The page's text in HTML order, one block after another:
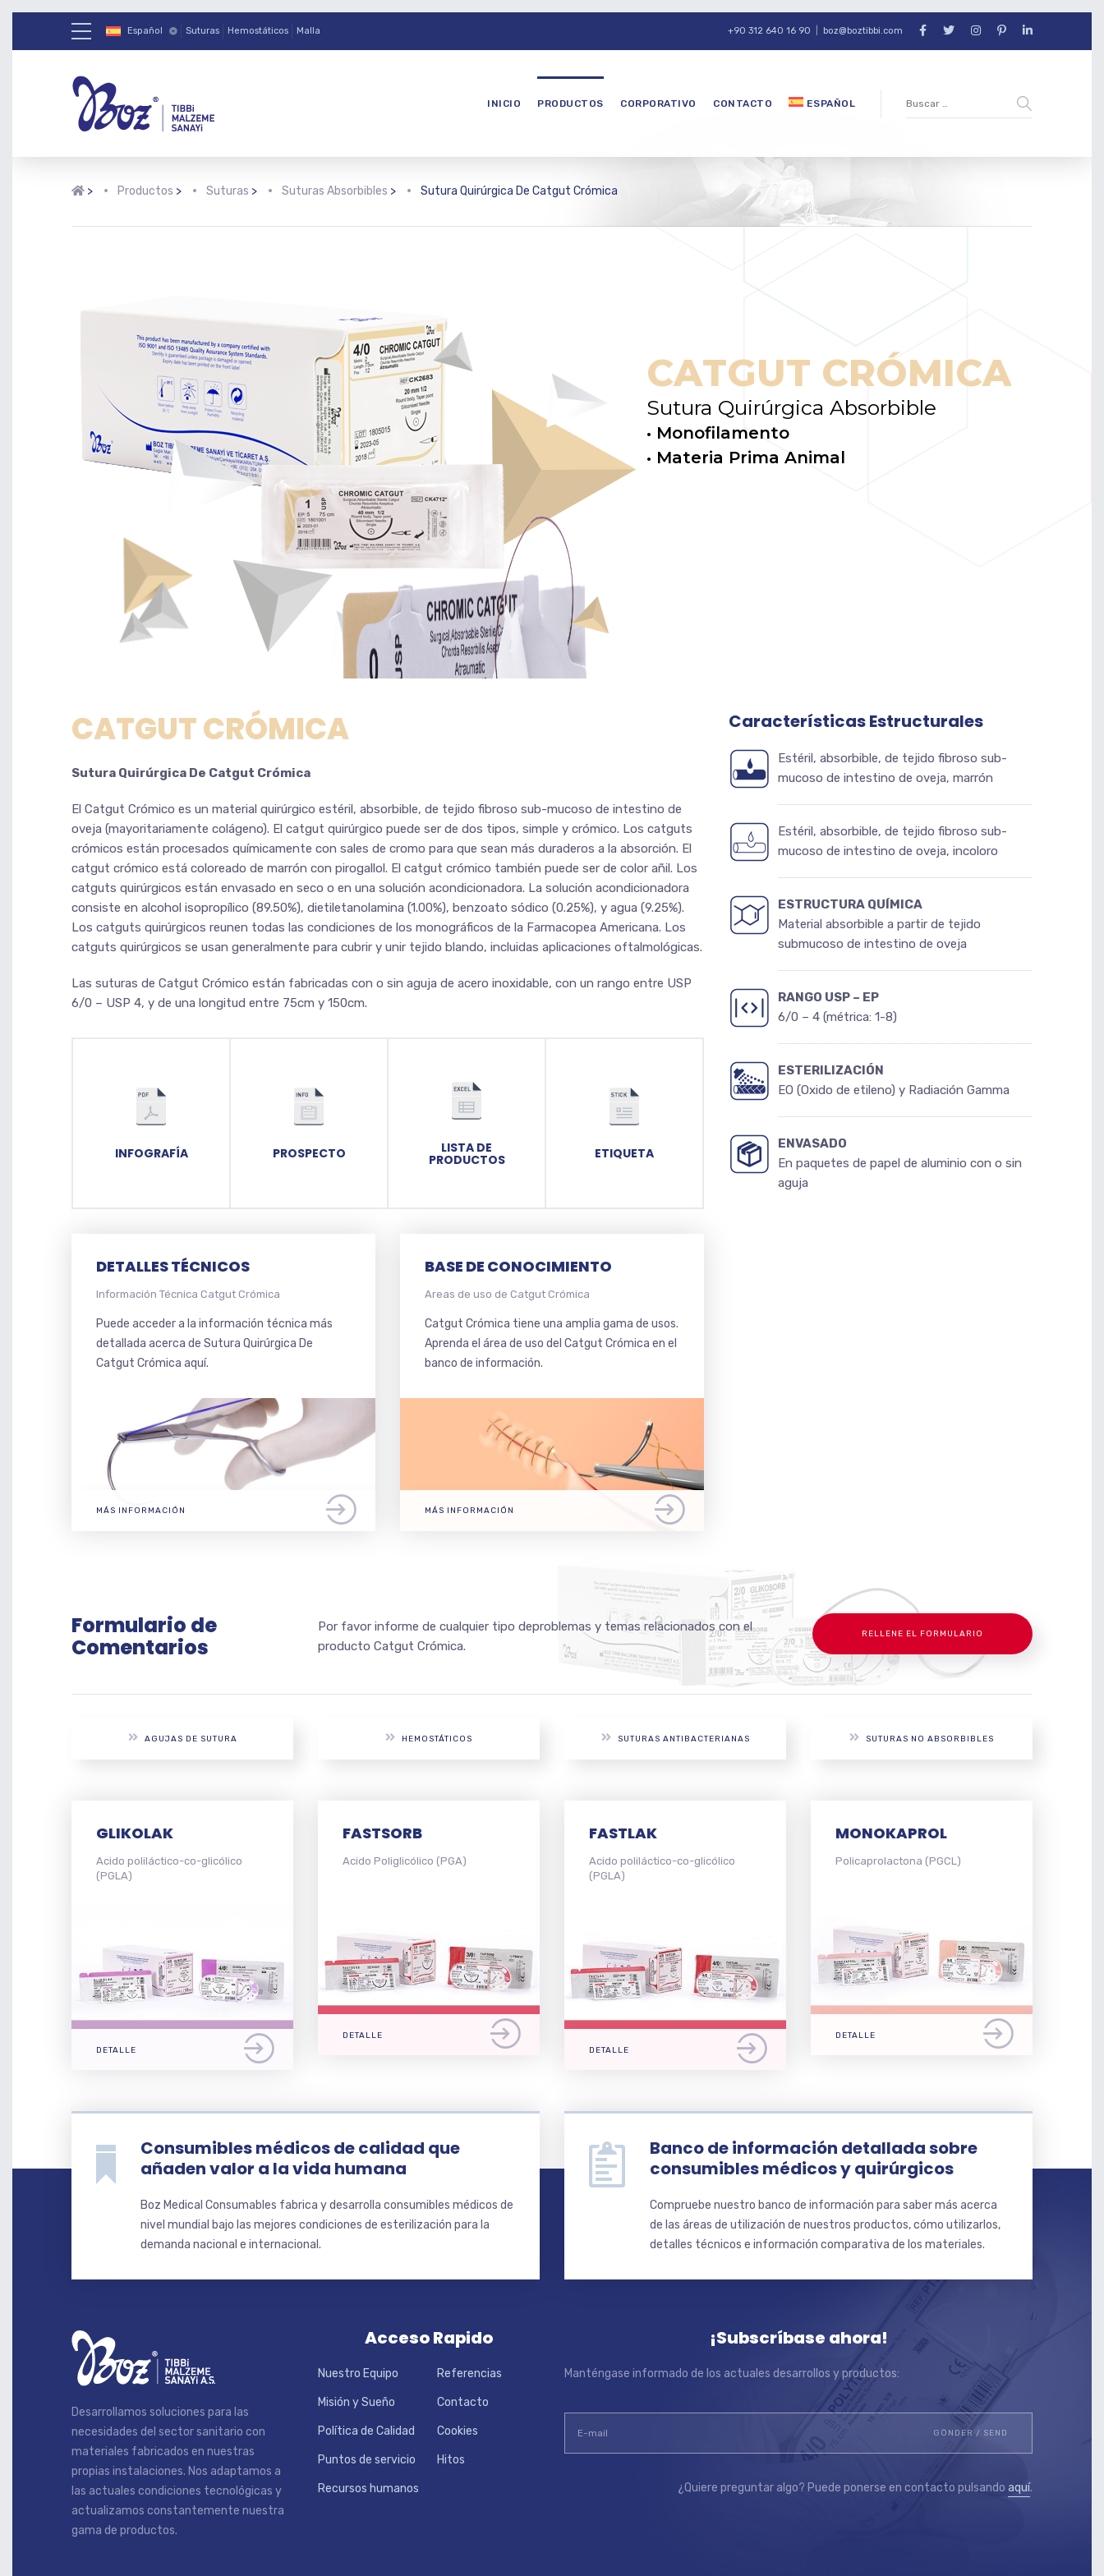
Español Suturas Hemostáticos Malla +90 312 640 16 90 boz@boztibbi.com
INICIO PRODUCTOS CORPORATIVO CONTACTO ESPAÑOL
> Productos > Suturas > Suturas Absorbibles > Sutura Quirúrgica De Catgut Crómica
CATGUT CRÓMICA
Sutura Quirúrgica Absorbible
• Monofilamento
• Materia Prima Animal
CATGUT CRÓMICA
Sutura Quirúrgica De Catgut Crómica
El Catgut Crómico es un material quirúrgico estéril, absorbible, de tejido fibroso sub-mucoso de intestino de
oveja (mayoritariamente colágeno). El catgut quirúrgico puede ser de dos tipos, simple y crómico. Los catguts
crómicos están procesados químicamente con sales de cromo para que sean más duraderos a la absorción. El
catgut crómico está coloreado de marrón con pirogallol. El catgut crómico también puede ser de color añil. Los
catguts quirúrgicos están envasado en seco o en una solución acondicionadora. La solución acondicionadora
consiste en alcohol isopropílico (89.50%), dietiletanolamina (1.00%), benzoato sódico (0.25%), y agua (9.25%).
Los catguts quirúrgicos reunen todas las condiciones de los monográficos de la Farmacopea Americana. Los
catguts quirúrgicos se usan generalmente para cubrir y unir tejido blando, incluidas aplicaciones oftalmológicas.
Las suturas de Catgut Crómico están fabricadas con o sin aguja de acero inoxidable, con un rango entre USP
6/0 – USP 4, y de una longitud entre 75cm y 150cm.
INFOGRAFÍA PROSPECTO LISTA DE
PRODUCTOS ETIQUETA
DETALLES TÉCNICOS
Información Técnica Catgut Crómica
Puede acceder a la información técnica más
detallada acerca de Sutura Quirúrgica De
Catgut Crómica aquí.
MÁS INFORMACIÓN
BASE DE CONOCIMIENTO
Areas de uso de Catgut Crómica
Catgut Crómica tiene una amplia gama de usos.
Aprenda el área de uso del Catgut Crómica en el
banco de información.
MÁS INFORMACIÓN
Características Estructurales
Estéril, absorbible, de tejido fibroso sub-
mucoso de intestino de oveja, marrón
Estéril, absorbible, de tejido fibroso sub-
mucoso de intestino de oveja, incoloro
ESTRUCTURA QUÍMICA
Material absorbible a partir de tejido
submucoso de intestino de oveja
RANGO USP – EP
6/0 – 4 (métrica: 1-8)
ESTERILIZACIÓN
EO (Oxido de etileno) y Radiación Gamma
ENVASADO
En paquetes de papel de aluminio con o sin
aguja
Formulario de
Comentarios
Por favor informe de cualquier tipo deproblemas y temas relacionados con el
producto Catgut Crómica.
RELLENE EL FORMULARIO
AGUJAS DE SUTURA HEMOSTÁTICOS SUTURAS ANTIBACTERIANAS SUTURAS NO ABSORBIBLES
GLIKOLAK
Acido poliláctico-co-glicólico
(PGLA)
DETALLE
FASTSORB
Acido Poliglicólico (PGA)
DETALLE
FASTLAK
Acido poliláctico-co-glicólico
(PGLA)
DETALLE
MONOKAPROL
Policaprolactona (PGCL)
DETALLE
Consumibles médicos de calidad que
añaden valor a la vida humana
Boz Medical Consumables fabrica y desarrolla consumibles médicos de
nivel mundial bajo las mejores condiciones de esterilización para la
demanda nacional e internacional.
Banco de información detallada sobre
consumibles médicos y quirúrgicos
Compruebe nuestro banco de información para saber más acerca
de las áreas de utilización de nuestros productos, cómo utilizarlos,
detalles técnicos e información comparativa de los materiales.
Desarrollamos soluciones para las
necesidades del sector sanitario con
materiales fabricados en nuestras
propias instalaciones. Nos adaptamos a
las actuales condiciones tecnológicas y
actualizamos constantemente nuestra
gama de productos.
Acceso Rapido
Nuestro Equipo Referencias
Misión y Sueño Contacto
Política de Calidad Cookies
Puntos de servicio Hitos
Recursos humanos
¡Subscríbase ahora!
Manténgase informado de los actuales desarrollos y productos:
¿Quiere preguntar algo? Puede ponerse en contacto pulsando aquí.